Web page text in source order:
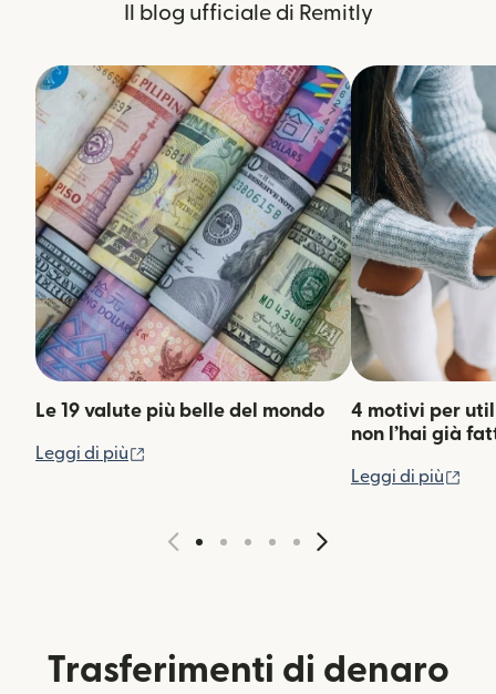
Il blog ufficiale di Remitly
Le 19 valute più belle del mondo
Leggi di più
4 motivi per
non l’hai già
Leggi di più
Trasferimenti di denaro